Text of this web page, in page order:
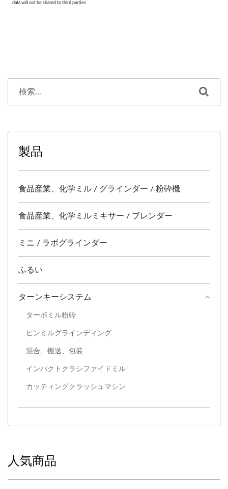
製品
食品産業、化学ミル / グラインダー / 粉砕機
食品産業、化学ミルミキサー / ブレンダー
ミニ / ラボグラインダー
ふるい
ターンキーシステム
ターボミル粉砕
ピンミルグラインディング
混合、搬送、包装
インパクトクラシファイドミル
カッティングクラッシュマシン
人気商品